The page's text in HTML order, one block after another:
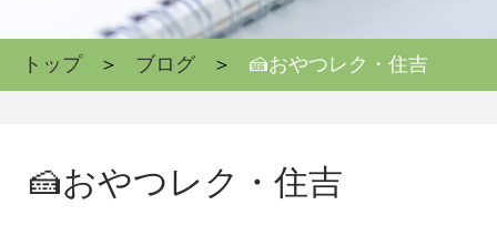
トップ ブログ 🍰おやつレク・住吉
🍰おやつレク・住吉